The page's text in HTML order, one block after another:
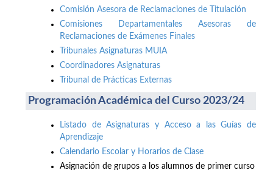
Comisión Asesora de Reclamaciones de Titulación
Comisiones Departamentales Asesoras de
Reclamaciones de Exámenes Finales
Tribunales Asignaturas MUIA
Coordinadores Asignaturas
Tribunal de Prácticas Externas
Programación Académica del Curso 2023/24
Listado de Asignaturas y Acceso a las Guías de
Aprendizaje
Calendario Escolar y Horarios de Clase
Asignación de grupos a los alumnos de primer curso